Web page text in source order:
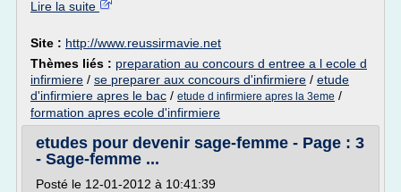
Lire la suite
Site : http://www.reussirmavie.net
Thèmes liés : preparation au concours d entree a l ecole d
infirmiere / se preparer aux concours d'infirmiere / etude
d'infirmiere apres le bac / etude d infirmiere apres la 3eme /
formation apres ecole d'infirmiere
etudes pour devenir sage-femme - Page : 3
- Sage-femme ...
Posté le 12-01-2012 à 10:41:39